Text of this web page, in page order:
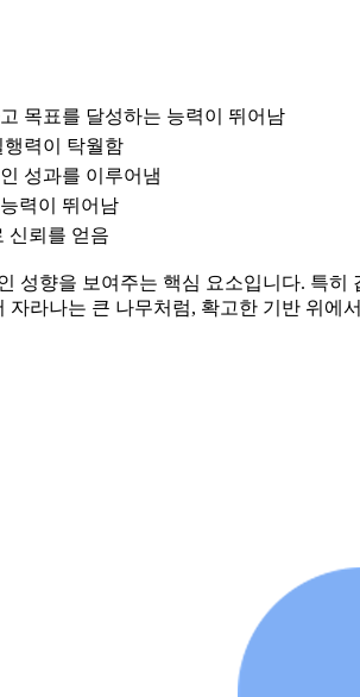
목표를 달성하는 능력이 뛰어남
력이 탁월함
성과를 이루어냄
력이 뛰어남
신뢰를 얻음
성향을 보여주는 핵심 요소입니다. 특
라나는 큰 나무처럼, 확고한 기반 위에